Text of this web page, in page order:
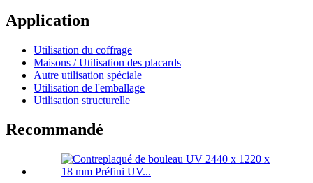
Application
Utilisation du coffrage
Maisons / Utilisation des placards
Autre utilisation spéciale
Utilisation de l'emballage
Utilisation structurelle
Recommandé